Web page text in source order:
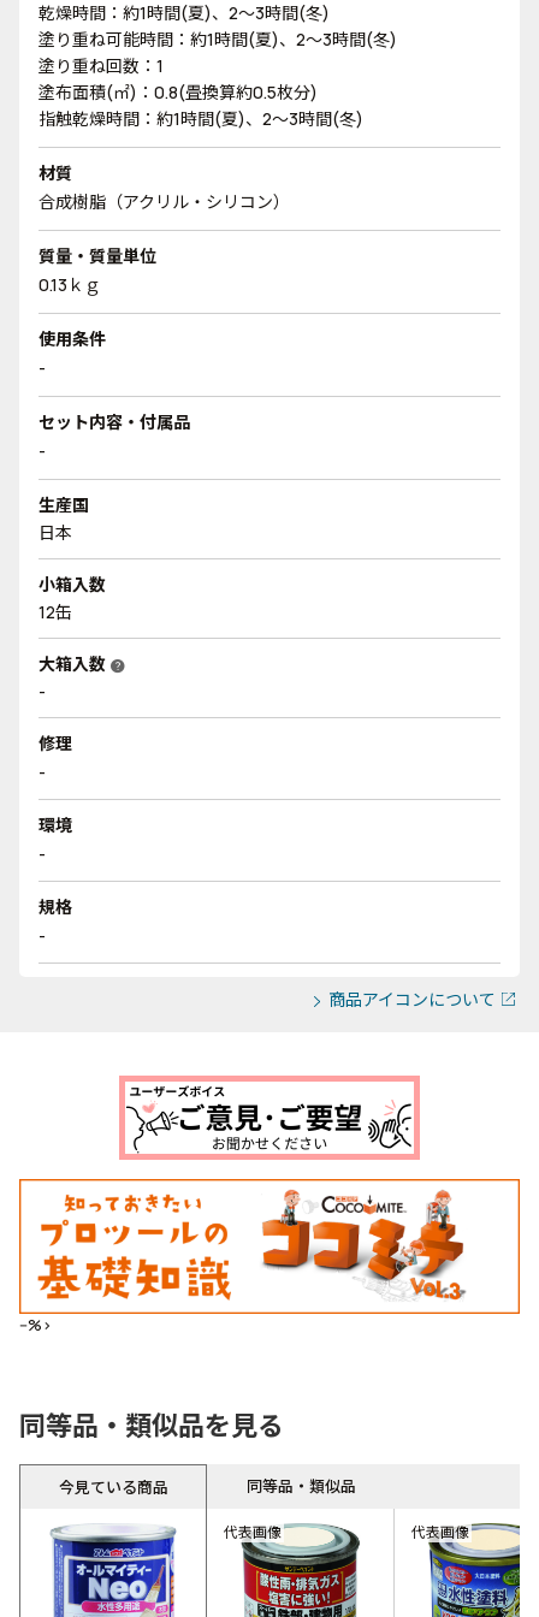
乾燥時間：約1時間(夏)、2～3時間(冬)
塗り重ね可能時間：約1時間(夏)、2～3時間(冬)
塗り重ね回数：1
塗布面積(㎡)：0.8(畳換算約0.5枚分)
指触乾燥時間：約1時間(夏)、2～3時間(冬)
材質
合成樹脂（アクリル・シリコン）
質量・質量単位
0.13ｋｇ
使用条件
-
セット内容・付属品
-
生産国
日本
小箱入数
12缶
大箱入数 help
-
修理
-
環境
-
規格
-
商品アイコンについて
--%>
同等品・類似品を見る
今見ている商品 同等品・類似品
代表画像 代表画像